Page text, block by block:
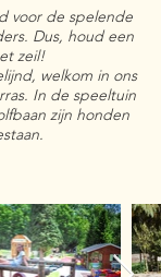
voor de spelende
Dus, houd een
zeil!
welkom in ons
In de speeltuin
zijn honden